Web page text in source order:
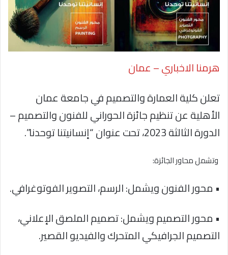
هرمنا الاخباري – عمان
تعلن كلية العمارة والتصميم في جامعة عمان
الأهلية عن تنظيم جائزة الحوراني للفنون والتصميم –
الدورة الثالثة 2023، تحت عنوان “إنسانيتنا توحدنا”.
وتشمل محاور الجائزة:
• محور الفنون ويشمل: الرسم، التصوير الفوتوغرافي.
• محور التصميم ويشمل: تصميم الملصق الإعلاني،
التصميم الجرافيكي المتحرك والفيديو القصير.